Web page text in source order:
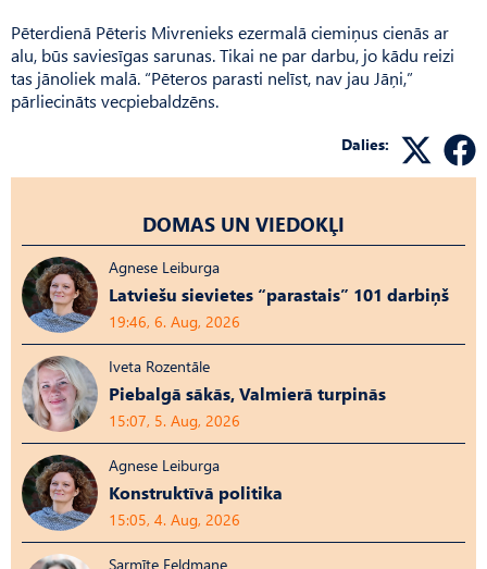
Pēterdienā Pēteris Mivrenieks ezermalā ciemiņus cienās ar
alu, būs saviesīgas sarunas. Tikai ne par darbu, jo kādu reizi
tas jānoliek malā. “Pēteros parasti nelīst, nav jau Jāņi,”
pārliecināts vecpiebaldzēns.
Dalies:
DOMAS UN VIEDOKĻI
Agnese Leiburga
Latviešu sievietes “parastais” 101 darbiņš
19:46, 6. Aug, 2026
Iveta Rozentāle
Piebalgā sākās, Valmierā turpinās
15:07, 5. Aug, 2026
Agnese Leiburga
Konstruktīvā politika
15:05, 4. Aug, 2026
Sarmīte Feldmane